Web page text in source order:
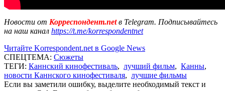
Новости от Корреспондент.netв Telegram. Подписывайтесь
на наш канал https://t.me/korrespondentnet
Читайте Korrespondent.net в Google News
СПЕЦТЕМА: Сюжеты
ТЕГИ: Каннский кинофестиваль, лучший фильм, Канны,
новости Каннского кинофестиваля, лучшие фильмы
Если вы заметили ошибку, выделите необходимый текст и